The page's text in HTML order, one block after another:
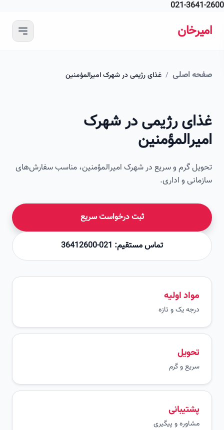
021-
اصلی / غذای رژیمی در شهرک امیرالمؤمنین
رژیمی در شهرک
گرم و سریع در شهرک امیرالمؤمنین، مناسب سفارش‌های
و اداری.
ثبت درخواست سریع
تماس مستقیم: 021-36412600
مواد اولیه
درجه یک و تازه
سریع و گرم
پشتیبانی
مشاوره و پیگیری